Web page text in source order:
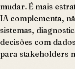
mudar. É mais
IA complementa,
sistemas,
decisões com
para stakeholders